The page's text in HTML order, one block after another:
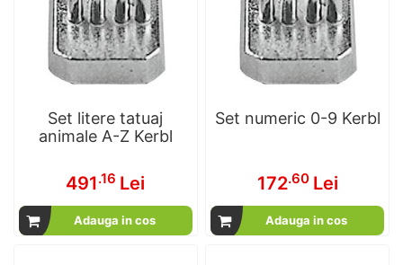
Set litere tatuaj
animale A-Z Kerbl
491.16 Lei
Adauga in cos
Set numeric 0-9 Kerbl
172.60 Lei
Adauga in cos